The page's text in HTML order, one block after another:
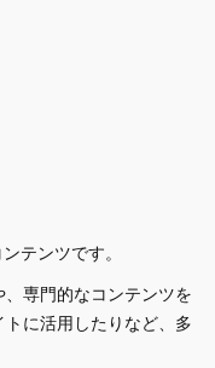
テンツです。
専門的なコンテンツを
に活用したりなど、多